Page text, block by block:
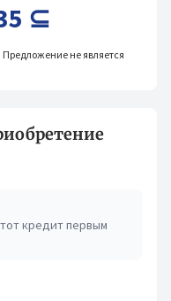
⊆
не является
кредит первым